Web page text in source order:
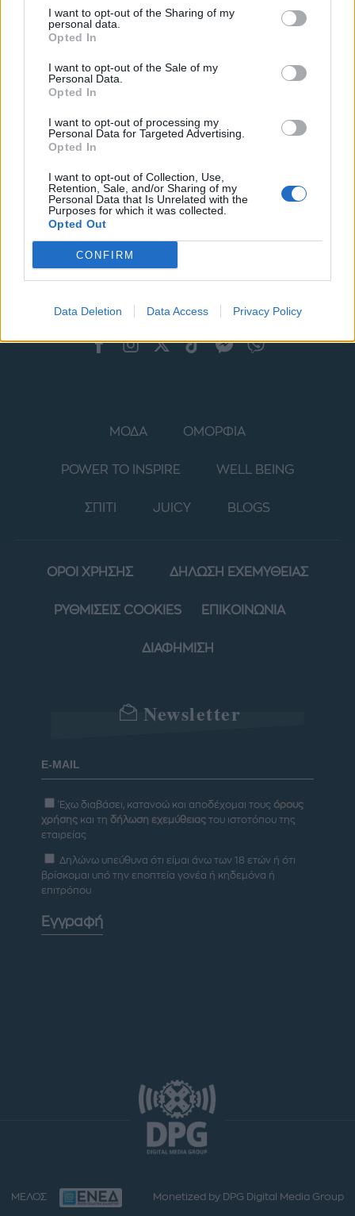
I want to opt-out of the Sharing of my
personal data.
Opted In
I want to opt-out of the Sale of my
Personal Data.
Opted In
I want to opt-out of processing my
Personal Data for Targeted Advertising.
Opted In
I want to opt-out of Collection, Use,
Retention, Sale, and/or Sharing of my
Personal Data that Is Unrelated with the
Purposes for which it was collected.
Opted Out
CONFIRM
Data Deletion Data Access Privacy Policy
λεκέ από καφέ;
φλιτζάνι
ΜΟΔΑ ΟΜΟΡΦΙΑ
POWER TO INSPIRE WELL BEING
ΣΠΙΤΙ JUICY BLOGS
ΟΡΟΙ ΧΡΗΣΗΣ ΔΗΛΩΣΗ ΕΧΕΜΥΘΕΙΑΣ
ΡΥΘΜΙΣΕΙΣ COOKIES ΕΠΙΚΟΙΝΩΝΙΑ
ΔΙΑΦΗΜΙΣΗ
Newsletter
Έχω διαβάσει, κατανοώ και αποδέχομαι τους όρους
χρήσης και τη δήλωση εχεμύθειας του ιστοτόπου της
εταιρείας
Δηλώνω υπεύθυνα ότι είμαι άνω των 18 ετών ή ότι
βρίσκομαι υπό την εποπτεία γονέα ή κηδεμόνα ή
επιτρόπου
Εγγραφή
ΜΕΛΟΣ Monetized by DPG Digital Media Group